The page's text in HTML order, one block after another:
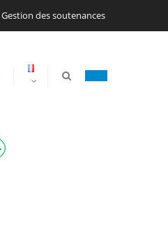
Gestion des soutenances